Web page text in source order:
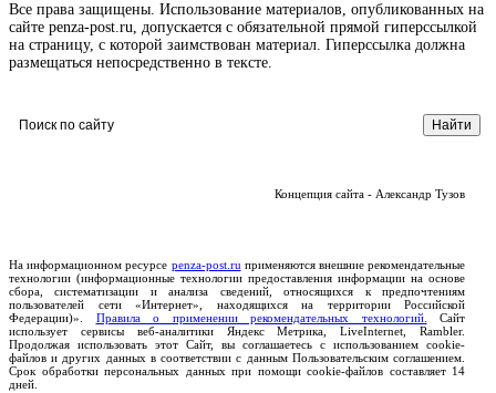
Все права защищены. Использование материалов, опубликованных на
сайте penza-post.ru, допускается с обязательной прямой гиперссылкой
на страницу, с которой заимствован материал. Гиперссылка должна
размещаться непосредственно в тексте.
Концепция сайта - Александр Тузов
На информационном ресурсе penza-post.ru применяются внешние рекомендательные
технологии (информационные технологии предоставления информации на основе
сбора, систематизации и анализа сведений, относящихся к предпочтениям
пользователей сети «Интернет», находящихся на территории Российской
Федерации)». Правила о применении рекомендательных технологий.
Сайт
использует сервисы веб-аналитики Яндекс Метрика, LiveInternet, Rambler.
Продолжая использовать этот Сайт, вы соглашаетесь с использованием cookie-
файлов и других данных в соответствии с данным Пользовательским соглашением.
Срок обработки персональных данных при помощи cookie-файлов составляет 14
дней.